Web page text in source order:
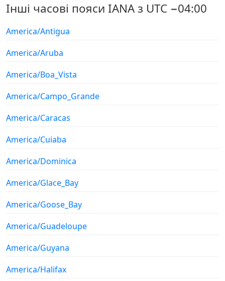
Інші часові пояси IANA з UTC −04:00
America/Antigua
America/Aruba
America/Boa_Vista
America/Campo_Grande
America/Caracas
America/Cuiaba
America/Dominica
America/Glace_Bay
America/Goose_Bay
America/Guadeloupe
America/Guyana
America/Halifax